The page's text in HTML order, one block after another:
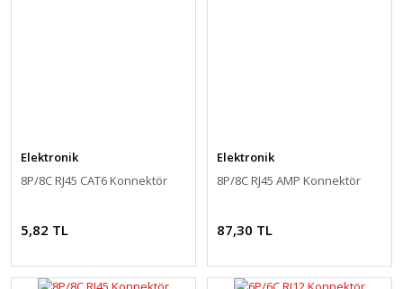
Elektronik
8P/8C RJ45 CAT6 Konnektör
5,82 TL
Elektronik
8P/8C RJ45 AMP Konnektör
87,30 TL